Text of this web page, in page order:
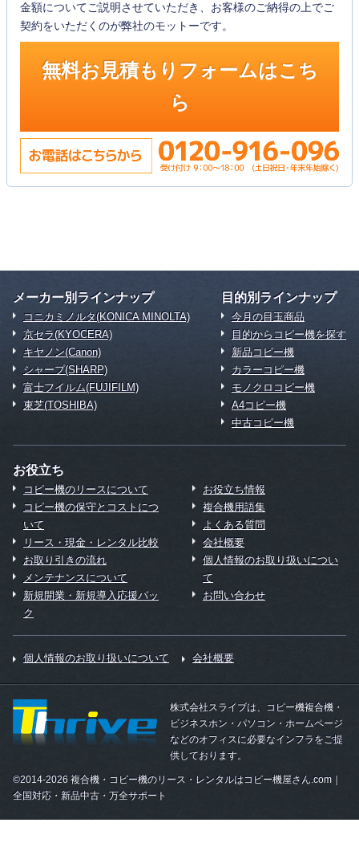
金額についてご説明させていただき、お客様のご納得の上でご
契約をいただくのが弊社のモットーです。
無料お見積もりフォームはこち
ら
メーカー別ラインナップ
コニカミノルタ(KONICA MINOLTA)
京セラ(KYOCERA)
キヤノン(Canon)
シャープ(SHARP)
富士フイルム(FUJIFILM)
東芝(TOSHIBA)
目的別ラインナップ
今月の目玉商品
目的からコピー機を探す
新品コピー機
カラーコピー機
モノクロコピー機
A4コピー機
中古コピー機
お役立ち
コピー機のリースについて
コピー機の保守とコストにつ
いて
リース・現金・レンタル比較
お取り引きの流れ
メンテナンスについて
新規開業・新規導入応援パッ
ク
お役立ち情報
複合機用語集
よくある質問
会社概要
個人情報のお取り扱いについ
て
お問い合わせ
個人情報のお取り扱いについて 会社概要
株式会社スライブは、コピー機複合機・
ビジネスホン・パソコン・ホームページ
などのオフィスに必要なインフラをご提
供しております。
©2014-2026 複合機・コピー機のリース・レンタルはコピー機屋さん.com｜
全国対応・新品中古・万全サポート